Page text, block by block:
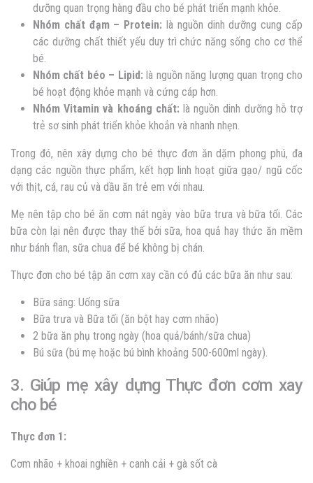
dưỡng quan trọng hàng đầu cho bé phát triển mạnh khỏe.
Nhóm chất đạm – Protein: là nguồn dinh dưỡng cung cấp
các dưỡng chất thiết yếu duy trì chức năng sống cho cơ thể
bé.
Nhóm chất béo – Lipid: là nguồn năng lượng quan trọng cho
bé hoạt động khỏe mạnh và cứng cáp hơn.
Nhóm Vitamin và khoáng chất: là nguồn dinh dưỡng hỗ trợ
trẻ sơ sinh phát triển khỏe khoắn và nhanh nhẹn.
Trong đó, nên xây dựng cho bé thực đơn ăn dặm phong phú, đa
dạng các nguồn thực phẩm, kết hợp linh hoạt giữa gạo/ ngũ cốc
với thịt, cá, rau củ và dầu ăn trẻ em với nhau.
Mẹ nên tập cho bé ăn cơm nát ngày vào bữa trưa và bữa tối. Các
bữa còn lại nên được thay thế bởi sữa, hoa quả hay thức ăn mềm
như bánh flan, sữa chua để bé không bị chán.
Thực đơn cho bé tập ăn cơm xay cần có đủ các bữa ăn như sau:
Bữa sáng: Uống sữa
Bữa trưa và Bữa tối (ăn bột hay cơm nhão)
2 bữa ăn phụ trong ngày (hoa quả/bánh/sữa chua)
Bú sữa (bú mẹ hoặc bú bình khoảng 500-600ml ngày).
3. Giúp mẹ xây dựng Thực đơn cơm xay
cho bé
Thực đơn 1:
Cơm nhão + khoai nghiền + canh cải + gà sốt cà